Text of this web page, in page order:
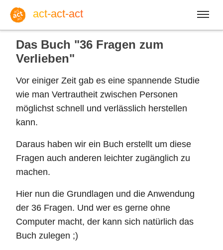
act-act-act
Anmelden
Blog
Mo, 10. August 2026 | 33
Englisch Deutsch Spanisch
Das Buch "36 Fragen zum
Verlieben"
Vor einiger Zeit gab es eine spannende Studie
wie man Vertrautheit zwischen Personen
möglichst schnell und verlässlich herstellen
kann.
Daraus haben wir ein Buch erstellt um diese
Fragen auch anderen leichter zugänglich zu
machen.
Hier nun die Grundlagen und die Anwendung
der 36 Fragen. Und wer es gerne ohne
Computer macht, der kann sich natürlich das
Buch zulegen ;)